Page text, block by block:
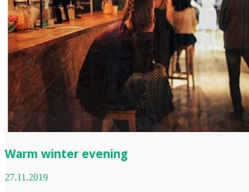
Warm winter evening
27.11.2019